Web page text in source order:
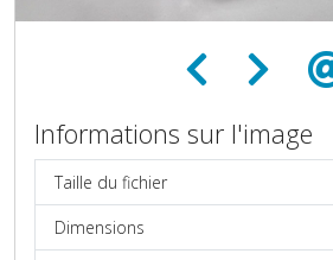
Informations sur l'image
Taille du fichier
Dimensions